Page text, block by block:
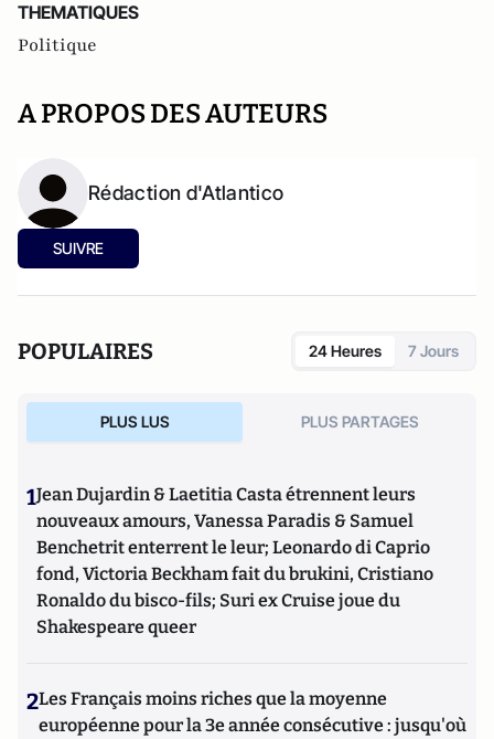
THEMATIQUES
Politique
A PROPOS DES AUTEURS
Rédaction d'Atlantico
SUIVRE
POPULAIRES 24 Heures 7 Jours
PLUS LUS PLUS PARTAGES
1Jean Dujardin & Laetitia Casta étrennent leurs
nouveaux amours, Vanessa Paradis & Samuel
Benchetrit enterrent le leur; Leonardo di Caprio
fond, Victoria Beckham fait du brukini, Cristiano
Ronaldo du bisco-fils; Suri ex Cruise joue du
Shakespeare queer
2Les Français moins riches que la moyenne
européenne pour la 3e année consécutive : jusqu'où